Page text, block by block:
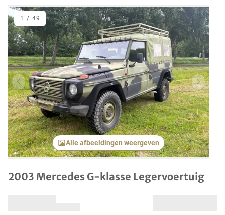
Vorig item
Alle afbeeldingen weergeven
1 / 49
2003 Mercedes G-klasse Legervoertuig